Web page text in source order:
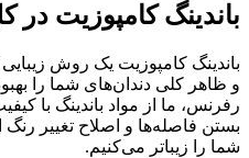
کامپوزیت در
کامپوزیت یک روش زیبایی
کلی دندان‌های شما را بهبود
ما از مواد باندینگ با کیفیت
و اصلاح تغییر رنگ
زیباتر می‌کنیم.